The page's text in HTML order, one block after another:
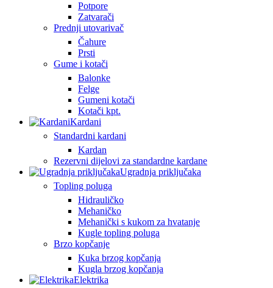
Potpore
Zatvarači
Prednji utovarivač
Čahure
Prsti
Gume i kotači
Balonke
Felge
Gumeni kotači
Kotači kpt.
Kardani
Standardni kardani
Kardan
Rezervni dijelovi za standardne kardane
Ugradnja priključaka
Topling poluga
Hidrauličko
Mehaničko
Mehanički s kukom za hvatanje
Kugle topling poluga
Brzo kopčanje
Kuka brzog kopčanja
Kugla brzog kopčanja
Elektrika